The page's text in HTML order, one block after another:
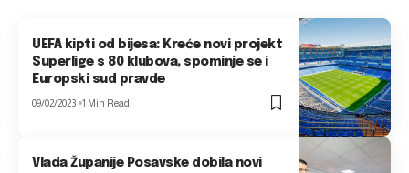
UEFA kipti od bijesa: Kreće novi projekt
Superlige s 80 klubova, spominje se i
Europski sud pravde
09/02/2023 1 Min Read
Vlada Županije Posavske dobila novi